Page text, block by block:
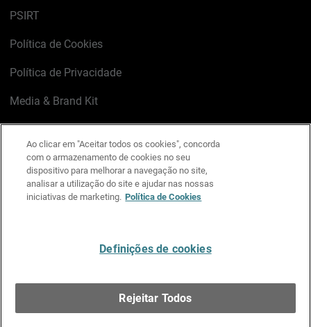
PSIRT
Política de Cookies
Política de Privacidade
Media & Brand Kit
LinkedIn
X FacebookInstagram
YouTube
Ao clicar em "Aceitar todos os cookies", concorda
com o armazenamento de cookies no seu
dispositivo para melhorar a navegação no site,
analisar a utilização do site e ajudar nas nossas
iniciativas de marketing. Política de Cookies
Definições de cookies
Rejeitar Todos